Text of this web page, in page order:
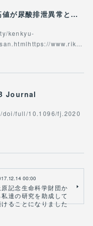
プレスリリース「コレステロール高値が尿酸排泄異常と関連」
kenkyu-
www.rik…
Journal
full/10.1096/fj.2020
00:00
原記念生命科学財団か
私達の研究を助成して
けることになりました